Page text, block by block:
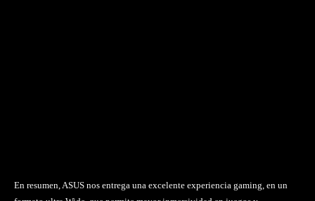
En resumen, ASUS nos entrega una excelente experiencia gaming, en un